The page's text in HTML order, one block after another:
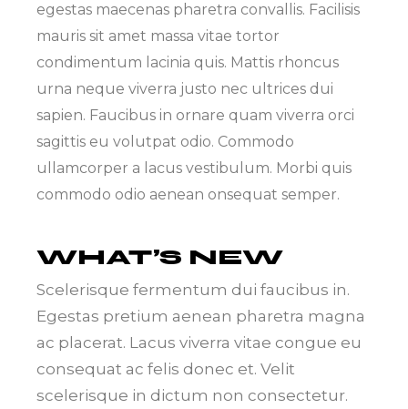
egestas maecenas pharetra convallis. Facilisis
mauris sit amet massa vitae tortor
condimentum lacinia quis. Mattis rhoncus
urna neque viverra justo nec ultrices dui
sapien. Faucibus in ornare quam viverra orci
sagittis eu volutpat odio. Commodo
ullamcorper a lacus vestibulum. Morbi quis
commodo odio aenean onsequat semper.
WHAT’S NEW
Scelerisque fermentum dui faucibus in.
Egestas pretium aenean pharetra magna
ac placerat. Lacus viverra vitae congue eu
consequat ac felis donec et. Velit
scelerisque in dictum non consectetur.